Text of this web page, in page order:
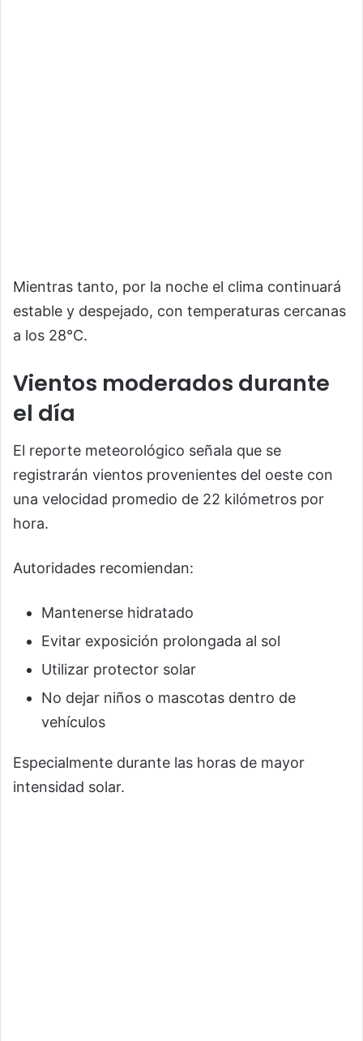
Mientras tanto, por la noche el clima continuará
estable y despejado, con temperaturas cercanas
a los 28°C.
Vientos moderados durante
el día
El reporte meteorológico señala que se
registrarán vientos provenientes del oeste con
una velocidad promedio de 22 kilómetros por
hora.
Autoridades recomiendan:
Mantenerse hidratado
Evitar exposición prolongada al sol
Utilizar protector solar
No dejar niños o mascotas dentro de
vehículos
Especialmente durante las horas de mayor
intensidad solar.